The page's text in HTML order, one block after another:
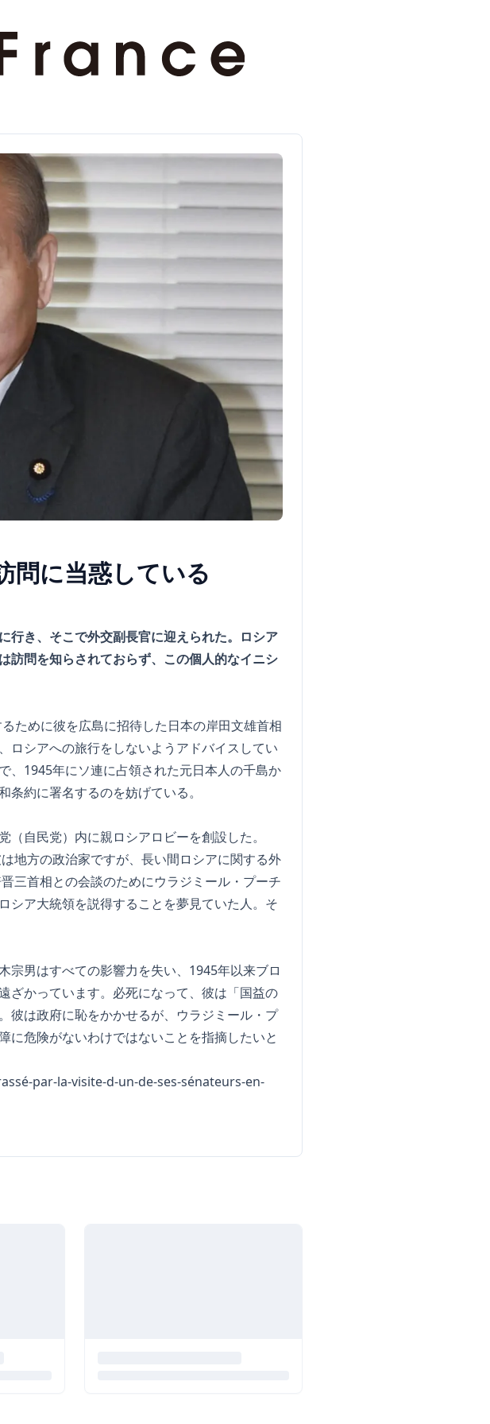
問に当惑している
行き、そこで外交副長官に迎えられた。ロシア
訪問を知らされておらず、この個人的なイニシ
ために彼を広島に招待した日本の岸田文雄首相
ロシアへの旅行をしないようアドバイスしてい
、1945年にソ連に占領された元日本人の千島か
約に署名するのを妨げている。
自民党）内に親ロシアロビーを創設した。
地方の政治家ですが、長い間ロシアに関する外
三首相との会談のためにウラジミール・プーチ
シア大統領を説得することを夢見ていた人。そ
宗男はすべての影響力を失い、1945年以来ブロ
ざかっています。必死になって、彼は「国益の
彼は政府に恥をかかせるが、ウラジミール・プ
に危険がないわけではないことを指摘したいと
par-la-visite-d-un-de-ses-sénateurs-en-